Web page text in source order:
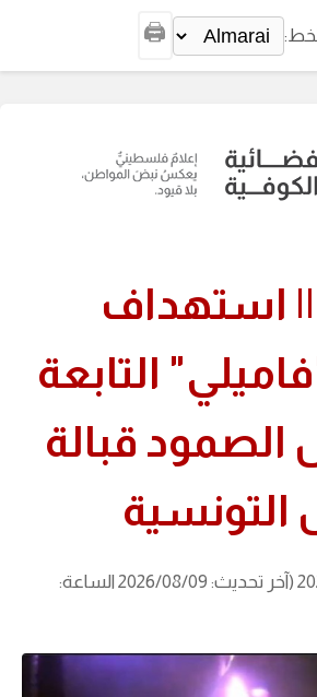
🖨️
|| استهداف
التابعة
قبالة
التونسية
نشر بتاريخ: 2025/09/09 (آخر تحديث: 2026/08/09 الساعة: